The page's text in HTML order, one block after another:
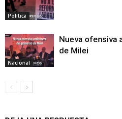
Politica
Nacional
Nueva ofensiva
de Milei